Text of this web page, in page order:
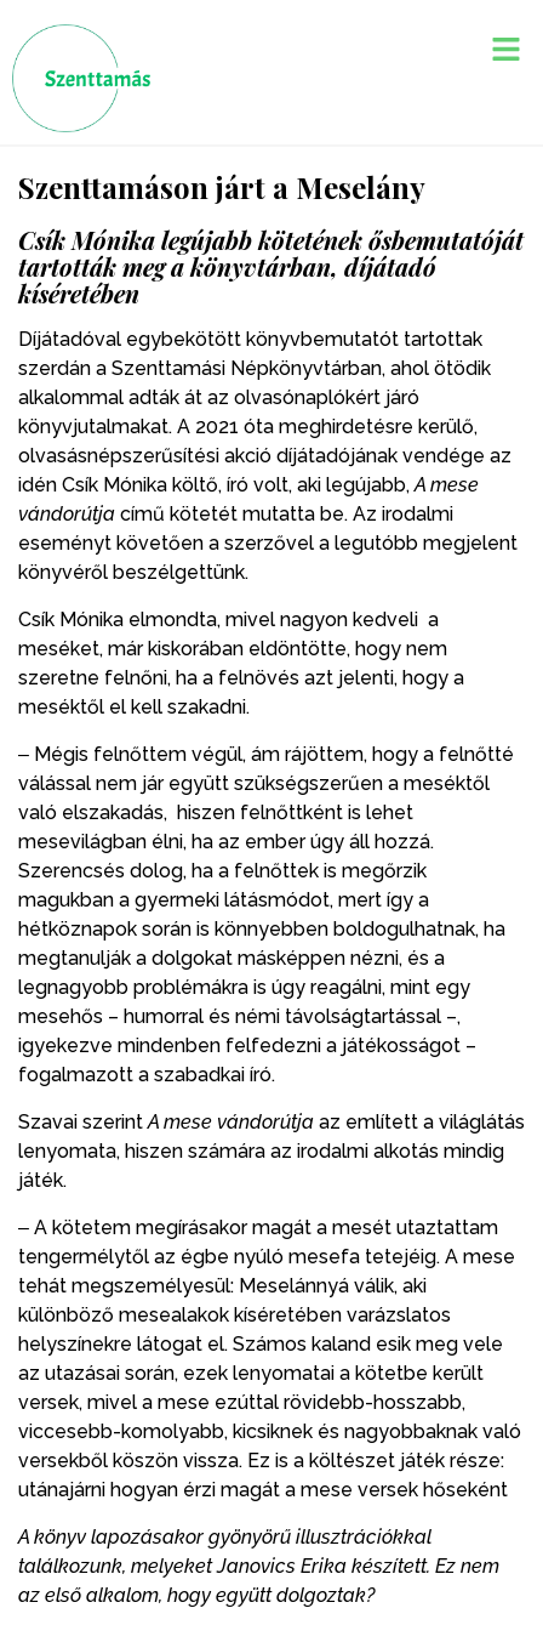
Szenttamáson járt a Meselány
Csík Mónika legújabb kötetének ősbemutatóját
tartották meg a könyvtárban, díjátadó
kíséretében
Díjátadóval egybekötött könyvbemutatót tartottak
szerdán a Szenttamási Népkönyvtárban, ahol ötödik
alkalommal adták át az olvasónaplókért járó
könyvjutalmakat. A 2021 óta meghirdetésre kerülő,
olvasásnépszerűsítési akció díjátadójának vendége az
idén Csík Mónika költő, író volt, aki legújabb,A mese
vándorútja című kötetét mutatta be. Az irodalmi
eseményt követően a szerzővel a legutóbb megjelent
könyvéről beszélgettünk.
Csík Mónika elmondta, mivel nagyon kedveli a
meséket, már kiskorában eldöntötte, hogy nem
szeretne felnőni, ha a felnövés azt jelenti, hogy a
meséktől el kell szakadni.
‒ Mégis felnőttem végül, ám rájöttem, hogy a felnőtté
válással nem jár együtt szükségszerűen a meséktől
való elszakadás, hiszen felnőttként is lehet
mesevilágban élni, ha az ember úgy áll hozzá.
Szerencsés dolog, ha a felnőttek is megőrzik
magukban a gyermeki látásmódot, mert így a
hétköznapok során is könnyebben boldogulhatnak, ha
megtanulják a dolgokat másképpen nézni, és a
legnagyobb problémákra is úgy reagálni, mint egy
mesehős – humorral és némi távolságtartással –,
igyekezve mindenben felfedezni a játékosságot –
fogalmazott a szabadkai író.
Szavai szerintA mese vándorútja az említett a világlátás
lenyomata, hiszen számára az irodalmi alkotás mindig
játék.
‒ A kötetem megírásakor magát a mesét utaztattam
tengermélytől az égbe nyúló mesefa tetejéig. A mese
tehát megszemélyesül: Meselánnyá válik, aki
különböző mesealakok kíséretében varázslatos
helyszínekre látogat el. Számos kaland esik meg vele
az utazásai során, ezek lenyomatai a kötetbe került
versek, mivel a mese ezúttal rövidebb-hosszabb,
viccesebb-komolyabb, kicsiknek és nagyobbaknak való
versekből köszön vissza. Ez is a költészet játék része:
utánajárni hogyan érzi magát a mese versek hőseként
A könyv lapozásakor gyönyörű illusztrációkkal
találkozunk, melyeket Janovics Erika készített. Ez nem
az első alkalom, hogy együtt dolgoztak?